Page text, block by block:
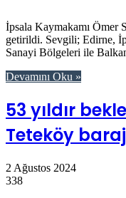
İpsala Kaymakamı Ömer
getirildi. Sevgili; Edirne,
Sanayi Bölgeleri ile
Devamını Oku »
53 yıldır
Teteköy
2 Ağustos 2024
338